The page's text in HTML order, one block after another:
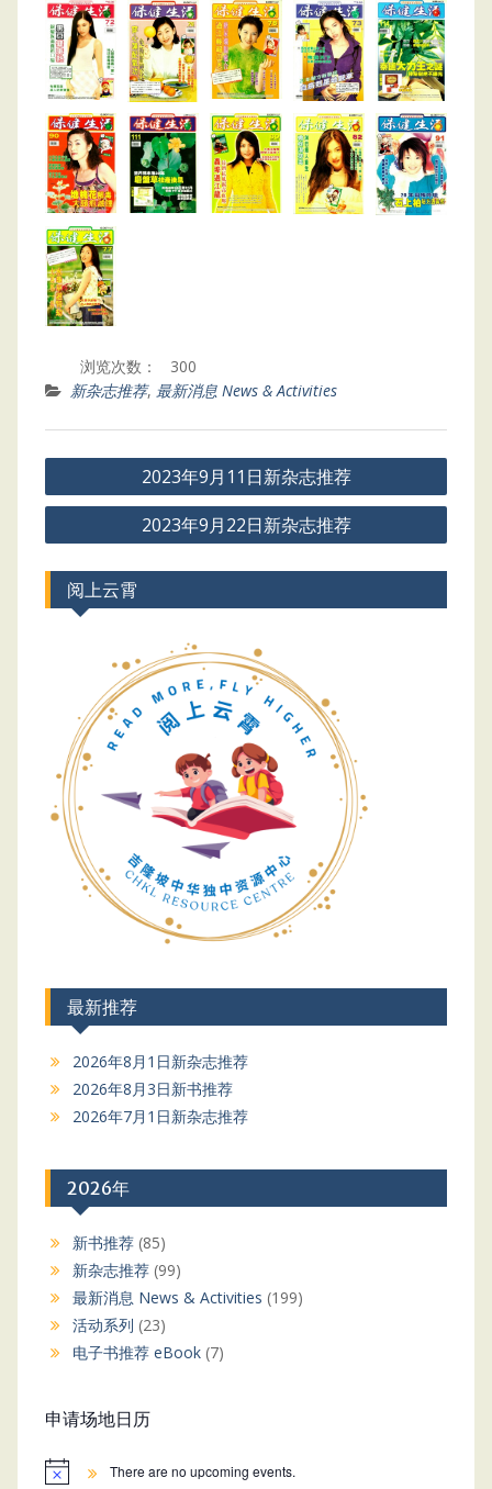
浏览次数：
300
新杂志推荐, 最新消息 News & Activities
Post
navigation
2023年9月11日新杂志推荐
2023年9月22日新杂志推荐
阅上云霄
最新推荐
2026年8月1日新杂志推荐
2026年8月3日新书推荐
2026年7月1日新杂志推荐
2026年
新书推荐(85)
新杂志推荐(99)
最新消息 News & Activities (199)
活动系列 (23)
电子书推荐 eBook(7)
申请场地日历
There are no upcoming events.